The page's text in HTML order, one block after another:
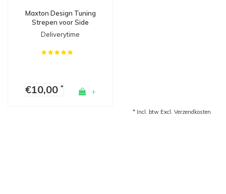
Maxton Design Tuning
Strepen voor Side
Skirts, Diffusers &
Splitters
Deliverytime
€10,00* +
* Incl. btw Excl. Verzendkosten